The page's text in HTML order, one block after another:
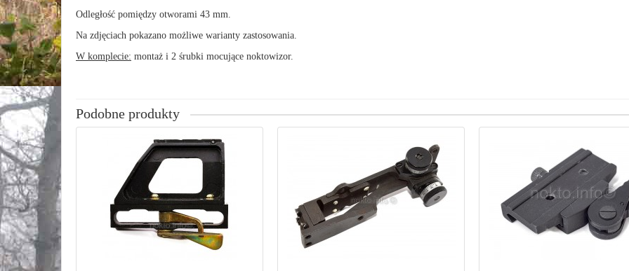
Odległość pomiędzy otworami 43 mm.
Na zdjęciach pokazano możliwe warianty zastosowania.
W komplecie: montaż i 2 śrubki mocujące noktowizor.
Podobne produkty